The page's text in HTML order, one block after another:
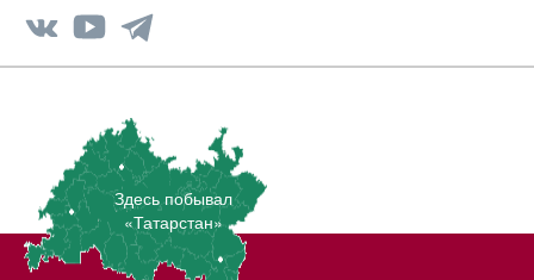
Здесь побывал
«Татарстан»